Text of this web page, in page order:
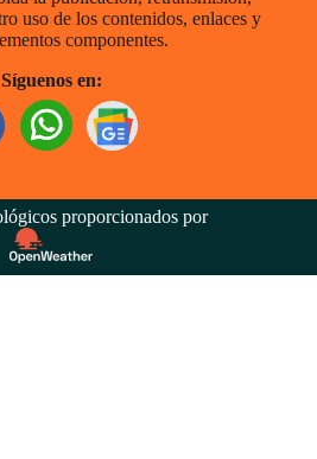
uso de los contenidos, enlaces y
componentes.
Síguenos en:
proporcionados por